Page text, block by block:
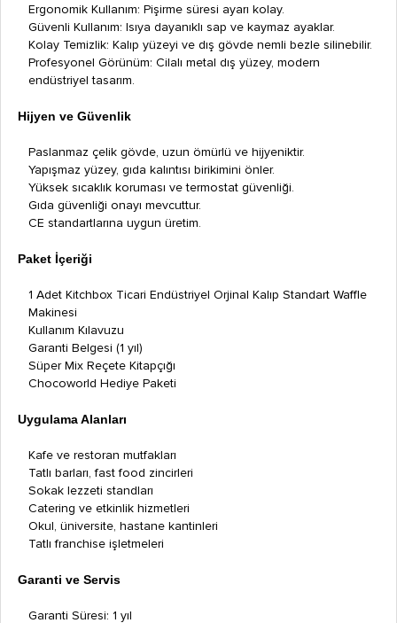
Ergonomik Kullanım: Pişirme süresi ayarı kolay.
Güvenli Kullanım: Isıya dayanıklı sap ve kaymaz ayaklar.
Kolay Temizlik: Kalıp yüzeyi ve dış gövde nemli bezle silinebilir.
Profesyonel Görünüm: Cilalı metal dış yüzey, modern
endüstriyel tasarım.
Hijyen ve Güvenlik
Paslanmaz çelik gövde, uzun ömürlü ve hijyeniktir.
Yapışmaz yüzey, gıda kalıntısı birikimini önler.
Yüksek sıcaklık koruması ve termostat güvenliği.
Gıda güvenliği onayı mevcuttur.
CE standartlarına uygun üretim.
Paket İçeriği
1 Adet Kitchbox Ticari Endüstriyel Orjinal Kalıp Standart Waffle
Makinesi
Kullanım Kılavuzu
Garanti Belgesi (1 yıl)
Süper Mix Reçete Kitapçığı
Chocoworld Hediye Paketi
Uygulama Alanları
Kafe ve restoran mutfakları
Tatlı barları, fast food zincirleri
Sokak lezzeti standları
Catering ve etkinlik hizmetleri
Okul, üniversite, hastane kantinleri
Tatlı franchise işletmeleri
Garanti ve Servis
Garanti Süresi: 1 yıl